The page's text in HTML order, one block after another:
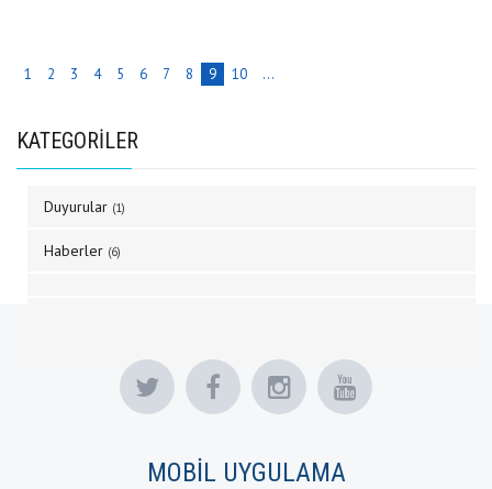
1 2 3 4 5 6 7 8 9 10 ...
KATEGORİLER
Duyurular (1)
Haberler (6)
MOBİL UYGULAMA